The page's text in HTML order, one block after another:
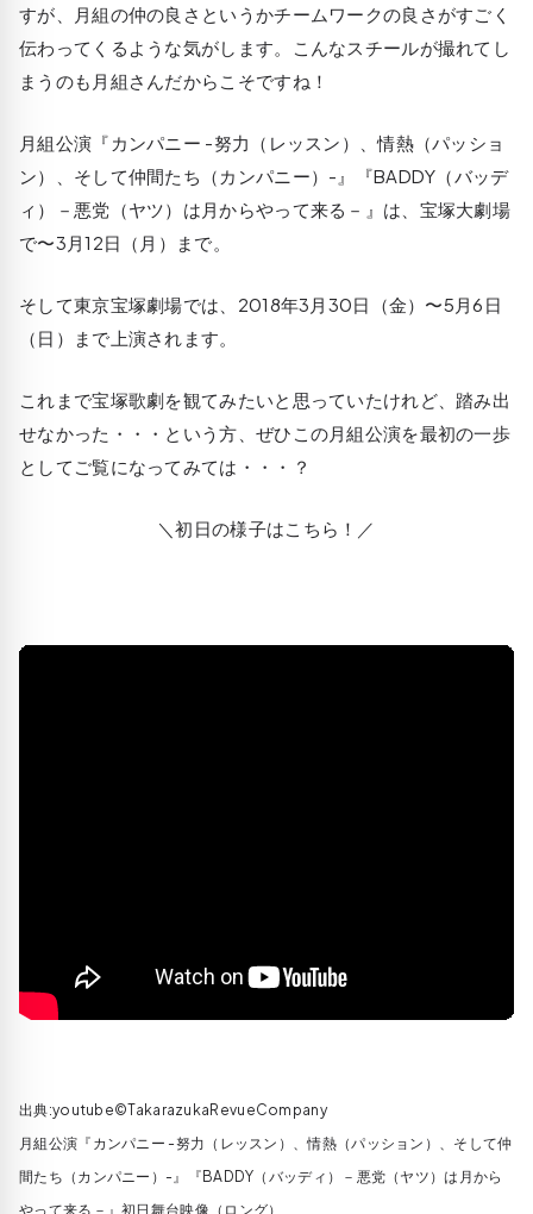
すが、月組の仲の良さというかチームワークの良さがすごく
伝わってくるような気がします。こんなスチールが撮れてし
まうのも月組さんだからこそですね！
月組公演『カンパニー -努力（レッスン）、情熱（パッショ
ン）、そして仲間たち（カンパニー）-』『BADDY（バッデ
ィ）－悪党（ヤツ）は月からやって来る－』は、宝塚大劇場
で〜3月12日（月）まで。
そして東京宝塚劇場では、2018年3月30日（金）〜5月6日
（日）まで上演されます。
これまで宝塚歌劇を観てみたいと思っていたけれど、踏み出
せなかった・・・という方、ぜひこの月組公演を最初の一歩
としてご覧になってみては・・・？
＼初日の様子はこちら！／
出典:youtube©TakarazukaRevueCompany
月組公演『カンパニー -努力（レッスン）、情熱（パッション）、そして仲
間たち（カンパニー）-』『BADDY（バッディ）－悪党（ヤツ）は月から
やって来る－』初日舞台映像（ロング）